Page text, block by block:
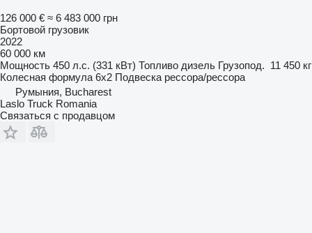
126 000 € ≈ 6 483 000 грн
Бортовой грузовик
2022
60 000 км
Мощность 450 л.с. (331 кВт) Топливо дизель Грузопод. 11 450 кг
Колесная формула 6x2 Подвеска рессора/рессора
Румыния, Bucharest
Laslo Truck Romania
Связаться с продавцом